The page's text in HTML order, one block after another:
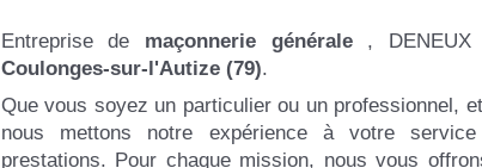
Entreprise de maçonnerie générale ,
Coulonges-sur-l'Autize (79).
Que vous soyez un particulier ou un professionnel,
nous mettons notre expérience à votre
prestations. Pour chaque mission, nous vous